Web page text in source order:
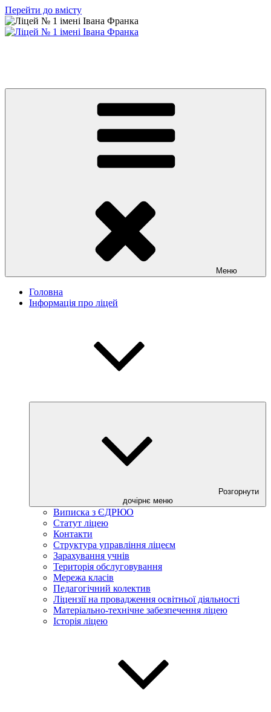
Перейти до вмісту
Меню
Головна
Інформація про ліцей
Розгорнути
дочірнє меню
Виписка з ЄДРЮО
Статут ліцею
Контакти
Структура управління ліцеєм
Зарахування учнів
Територія обслуговування
Мережа класів
Педагогічний колектив
Ліцензії на провадження освітньої діяльності
Матеріально-технічне забезпечення ліцею
Історія ліцею